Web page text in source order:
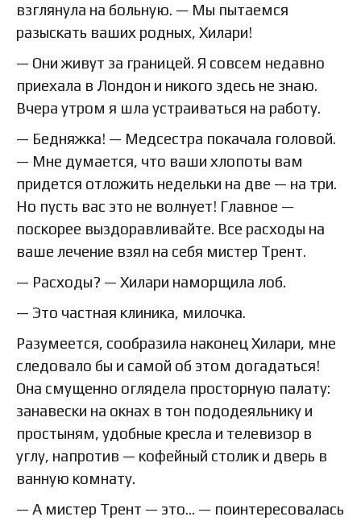
взглянула на больную. — Мы пытаемся
разыскать ваших родных, Хилари!
— Они живут за границей. Я совсем недавно
приехала в Лондон и никого здесь не знаю.
Вчера утром я шла устраиваться на работу.
— Бедняжка! — Медсестра покачала головой.
— Мне думается, что ваши хлопоты вам
придется отложить недельки на две — на три.
Но пусть вас это не волнует! Главное —
поскорее выздоравливайте. Все расходы на
ваше лечение взял на себя мистер Трент.
— Расходы? — Хилари наморщила лоб.
— Это частная клиника, милочка.
Разумеется, сообразила наконец Хилари, мне
следовало бы и самой об этом догадаться!
Она смущенно оглядела просторную палату:
занавески на окнах в тон пододеяльнику и
простыням, удобные кресла и телевизор в
углу, напротив — кофейный столик и дверь в
ванную комнату.
— А мистер Трент — это… — поинтересовалась